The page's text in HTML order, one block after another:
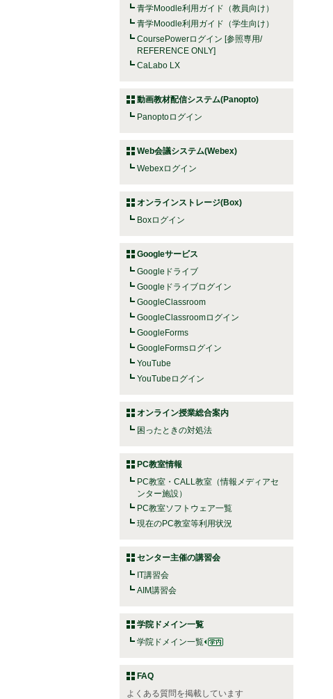
青学Moodle利用ガイド（教員向け）
青学Moodle利用ガイド（学生向け）
CoursePowerログイン [参照専用/
REFERENCE ONLY]
CaLabo LX
動画教材配信システム(Panopto)
Panoptoログイン
Web会議システム(Webex)
Webexログイン
オンラインストレージ(Box)
Boxログイン
Googleサービス
Googleドライブ
Googleドライブログイン
GoogleClassroom
GoogleClassroomログイン
GoogleForms
GoogleFormsログイン
YouTube
YouTubeログイン
オンライン授業総合案内
困ったときの対処法
PC教室情報
PC教室・CALL教室（情報メディアセ
ンター施設）
PC教室ソフトウェア一覧
現在のPC教室等利用状況
センター主催の講習会
IT講習会
AIM講習会
学院ドメイン一覧
学院ドメイン一覧
FAQ
よくある質問を掲載しています